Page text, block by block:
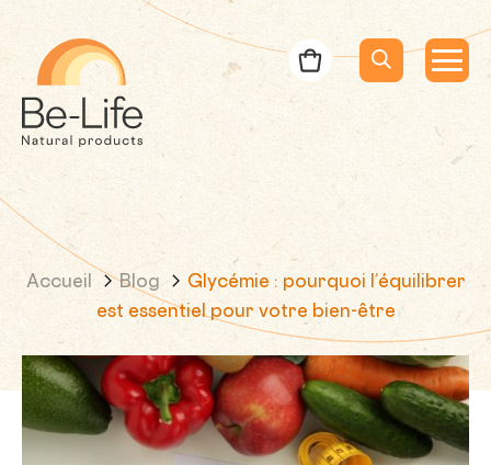
Menu
Menu
Recherche
Bon de commande
Accueil Blog
Glycémie : pourquoi l’équilibrer
est essentiel pour votre bien-être